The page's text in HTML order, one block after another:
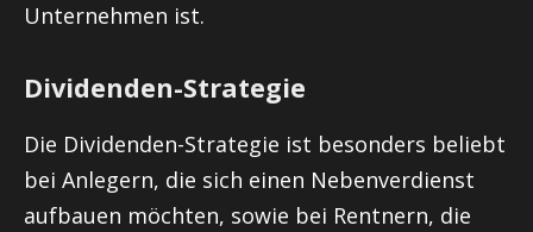
Unternehmen ist.
Dividenden-Strategie
Die Dividenden-Strategie ist besonders beliebt
bei Anlegern, die sich einen Nebenverdienst
aufbauen möchten, sowie bei Rentnern, die